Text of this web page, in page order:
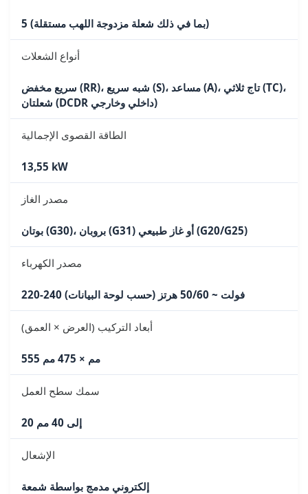
5 (بما في ذلك شعلة مزدوجة اللهب مستقلة)
أنواع الشعلات
سريع مخفض (RR)، شبه سريع (S)، مساعد (A)، تاج ثلاثي (TC)،
شعلتان (DCDR داخلي وخارجي)
الطاقة القصوى الإجمالية
13,55 kW
مصدر الغاز
بوتان (G30)، بروبان (G31) أو غاز طبيعي (G20/G25)
مصدر الكهرباء
220-240 فولت ~ 50/60 هرتز (حسب لوحة البيانات)
أبعاد التركيب (العرض × العمق)
555 مم × 475 مم
سمك سطح العمل
20 إلى 40 مم
الإشعال
إلكتروني مدمج بواسطة شمعة